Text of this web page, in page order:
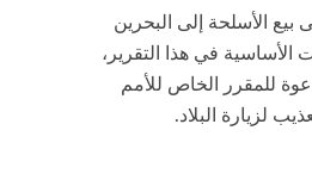
الأسلحة إلى البحرين
الأساسية في هذا التقرير،
للمقرر الخاص للأمم
لزيارة البلاد.